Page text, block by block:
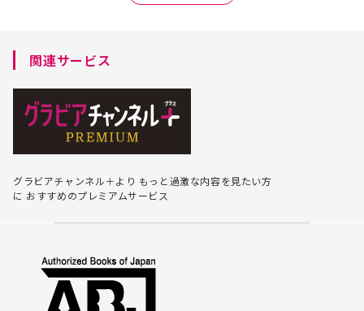
関連サービス
グラビアチャンネル＋より もっと過激な内容を見たい方
に おすすめのプレミアムサービス